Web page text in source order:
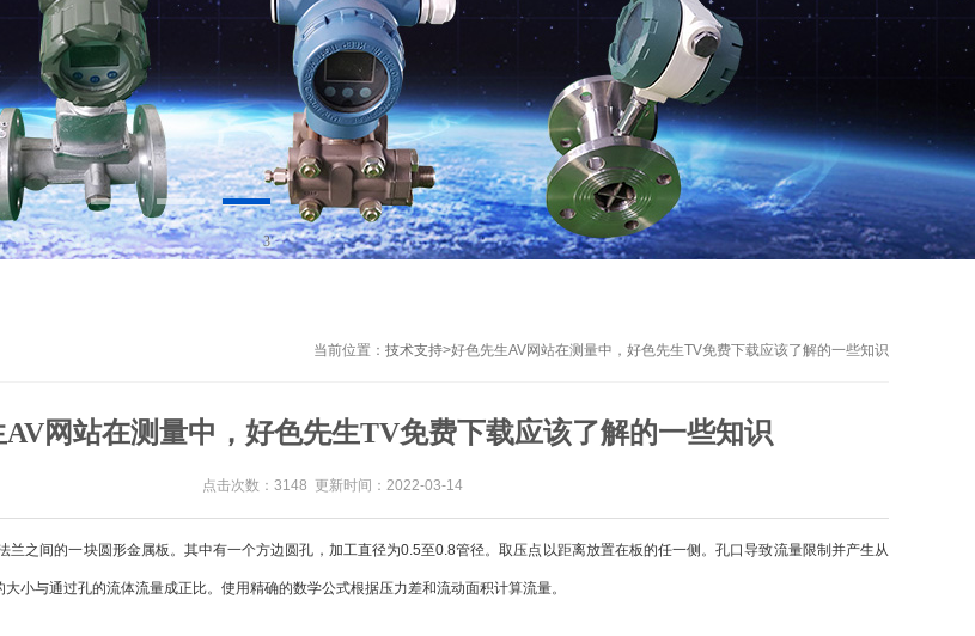
1
当前位置： 技术支持>好色先生AV网站在测量中，好色先生TV免费下载应该了解的一些知识
AV网站在测量中，好色先生TV免费下载应该了解的一些知识
点击次数：3148 更新时间：2022-03-14
之间的一块圆形金属板。其中有一个方边圆孔，加工直径为0.5至0.8管径。取压点以距离放置在板的任一侧。孔口导致流量限制并产生从
小与通过孔的流体流量成正比。使用精确的数学公式根据压力差和流动面积计算流量。